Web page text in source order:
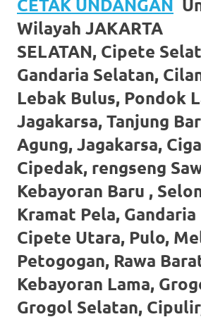
More
Here
loanswatches.com.
Wiht
80%
Discount
replica
watches
click
fake
watches .
CETAK UNDANGAN
Wilayah JAKARTA
SELATAN, Cipete
Gandaria Selatan,
Lebak Bulus, Pondok
Jagakarsa, Tanjung
Agung, Jagakarsa,
Cipedak, rengseng
Kebayoran Baru ,
Kramat Pela,
Cipete Utara, Pulo,
Petogogan, Rawa
Kebayoran Lama,
Grogol Selatan,